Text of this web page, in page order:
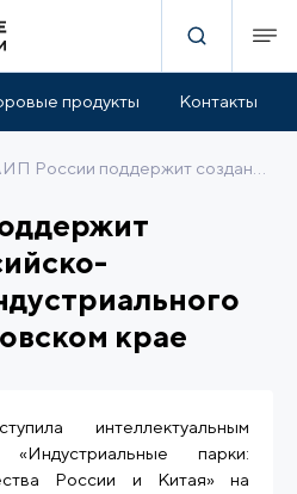
продукты Контакты
крае
интеллектуальным
парки:
России и Китая» на